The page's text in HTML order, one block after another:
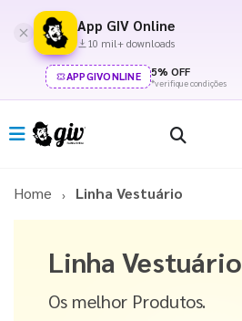
App GIV Online
10 mil+ downloads
APPGIVONLINE 5% OFF
*verifique condições
Home Linha Vestuário
Linha Vestuário
Os melhor Produtos.